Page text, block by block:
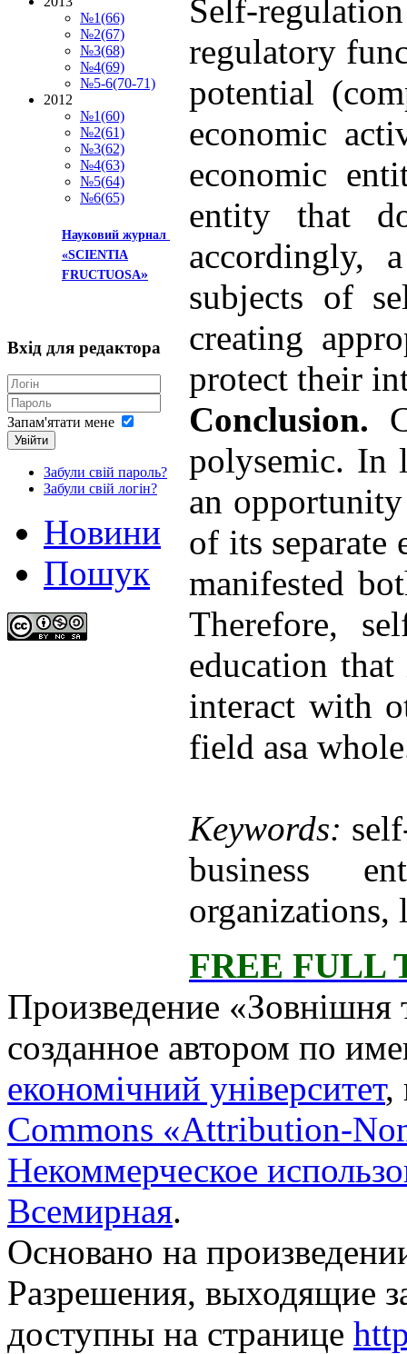
Self-
regulatory
potential
economic
economic
entity that
accordingly,
subjects of
creating
protect their
Conclusion.
polysemic. In
an
of its separate
manifested
Therefore,
education
interact with
field asa
Keywords:
business
FREE FULL
№1(66)
№2(67)
№3(68)
№4(69)
№5-6(70-71)
2012
№1(60)
№2(61)
№3(62)
№4(63)
№5(64)
№6(65)
Науковий журнал
«SCIENTIA
FRUCTUOSA»
Вхід для редактора
Запам'ятати мене
Увійти
Забули свій пароль?
Забули свій логін?
Новини
Пошук
Произведение «Зовнішня
созданное автором по
економічний університет,
Commons «Attribution-
Некоммерческое
Всемирная.
Основано на
Разрешения, выходящие
доступны на странице